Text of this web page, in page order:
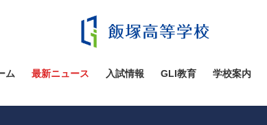
ツ
ス
シ
ン
ム 最新ニュース 入試情報 GLI教育 学校案内